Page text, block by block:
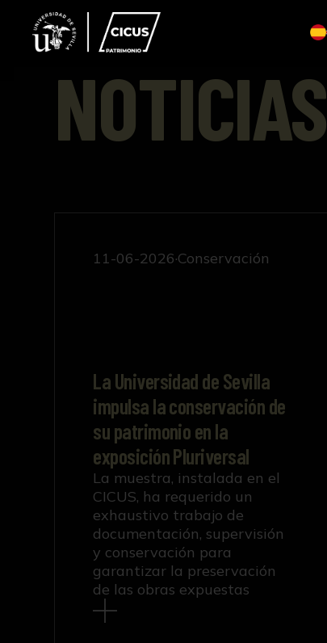
NOTICIAS
11-06-2026 Conservación
La Universidad de Sevilla
impulsa la conservación de
su patrimonio en la
exposición Pluriversal
La muestra, instalada en el
CICUS, ha requerido un
exhaustivo trabajo de
documentación, supervisión
y conservación para
garantizar la preservación
de las obras expuestas